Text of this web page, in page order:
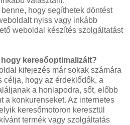
hogy segíthetek döntést
nyiss vagy inkább
weboldal készítés szolgáltatást
keresőoptimalizált?
kifejezés már sokak számára
célja, hogy az érdeklődők, a
a honlapodra, sőt, előbb
a konkurenseket. Az internetes
keresőmotoron keresztül
termék vagy szolgáltatás